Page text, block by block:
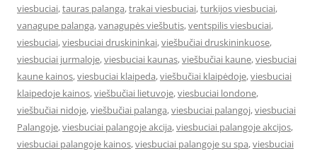
viesbuciai,tauras palanga,trakai viesbuciai,turkijos viesbuciai,
vanagupe palanga,vanagupės viešbutis,ventspilis viesbuciai,
viesbuciai,viesbuciai druskininkai,viešbučiai druskininkuose,
viesbuciai jurmaloje,viesbuciai kaunas,viešbučiai kaune,viesbuciai
kaune kainos,viesbuciai klaipeda,viešbučiai klaipėdoje,viesbuciai
klaipedoje kainos,viešbučiai lietuvoje,viesbuciai londone,
viešbučiai nidoje,viešbučiai palanga,viesbuciai palangoj,viesbuciai
Palangoje,viesbuciai palangoje akcija,viesbuciai palangoje akcijos,
viesbuciai palangoje kainos,viesbuciai palangoje su spa,viesbuciai